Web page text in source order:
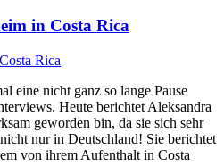
in Costa Rica
eine nicht ganz so lange Pause
Heute berichtet Aleksandra
geworden bin, da sie sich sehr
nur in Deutschland! Sie berichtet
von ihrem Aufenthalt in Costa